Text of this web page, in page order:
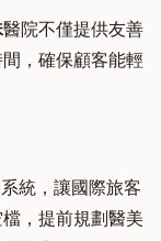
醫院不僅提供友善
，確保顧客能輕
統，讓國際旅客
，提前規劃醫美